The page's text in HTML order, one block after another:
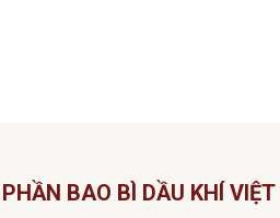
BAO BÌ DẦU KHÍ VIỆT